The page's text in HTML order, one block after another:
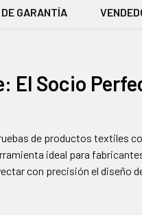
GARANTÍA
El Socio
de productos textiles
ideal para
con precisión el diseño